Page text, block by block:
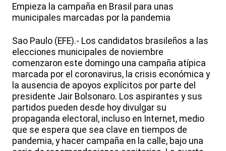
Empieza la campaña en Brasil para unas
municipales marcadas por la pandemia
Sao Paulo (EFE).- Los candidatos brasileños a las
elecciones municipales de noviembre
comenzaron este domingo una campaña atípica
marcada por el coronavirus, la crisis económica y
la ausencia de apoyos explícitos por parte del
presidente Jair Bolsonaro. Los aspirantes y sus
partidos pueden desde hoy divulgar su
propaganda electoral, incluso en Internet, medio
que se espera que sea clave en tiempos de
pandemia, y hacer campaña en la calle, bajo una